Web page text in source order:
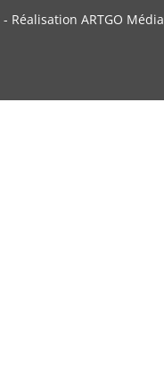
- Réalisation ARTGO Média